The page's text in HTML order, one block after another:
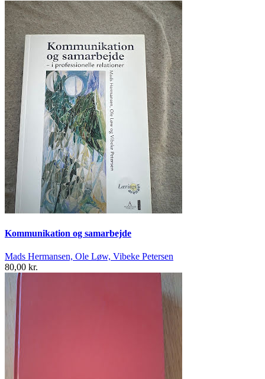
Kommunikation og samarbejde
Mads Hermansen, Ole Løw, Vibeke Petersen
80,00 kr.